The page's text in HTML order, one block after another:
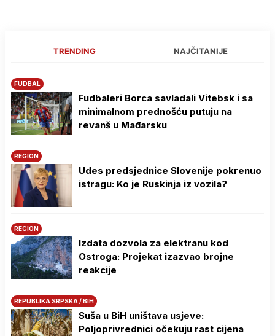
TRENDING NAJČITANIJE
FUDBAL
Fudbaleri Borca savladali Vitebsk i sa
minimalnom prednošću putuju na
revanš u Mađarsku
REGION
Udes predsjednice Slovenije pokrenuo
istragu: Ko je Ruskinja iz vozila?
REGION
Izdata dozvola za elektranu kod
Ostroga: Projekat izazvao brojne
reakcije
REPUBLIKA SRPSKA / BIH
Suša u BiH uništava usjeve:
Poljoprivrednici očekuju rast cijena